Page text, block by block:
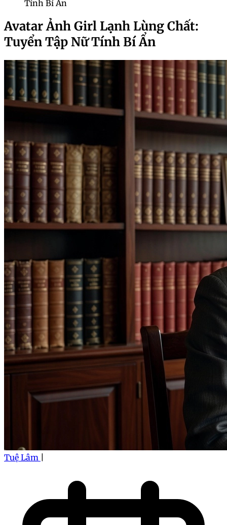
Tính Bí Ẩn
Avatar Ảnh Girl Lạnh Lùng Chất:
Tuyển Tập Nữ Tính Bí Ẩn
Tuệ Lâm